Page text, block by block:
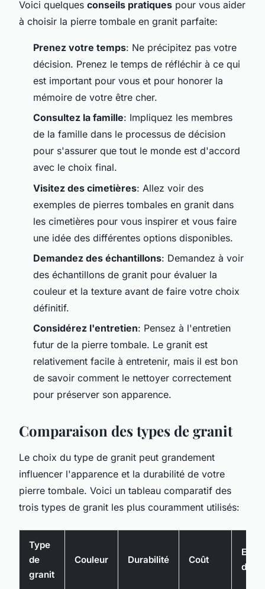
Voici quelques conseils pratiques pour vous aider
à choisir la pierre tombale en granit parfaite:
Prenez votre temps: Ne précipitez pas votre
décision. Prenez le temps de réfléchir à ce qui
est important pour vous et pour honorer la
mémoire de votre être cher.
Consultez la famille: Impliquez les membres
de la famille dans le processus de décision
pour s'assurer que tout le monde est d'accord
avec le choix final.
Visitez des cimetières: Allez voir des
exemples de pierres tombales en granit dans
les cimetières pour vous inspirer et vous faire
une idée des différentes options disponibles.
Demandez des échantillons: Demandez à voir
des échantillons de granit pour évaluer la
couleur et la texture avant de faire votre choix
définitif.
Considérez l'entretien: Pensez à l'entretien
futur de la pierre tombale. Le granit est
relativement facile à entretenir, mais il est bon
de savoir comment le nettoyer correctement
pour préserver son apparence.
Comparaison des types de granit
Le choix du type de granit peut grandement
influencer l'apparence et la durabilité de votre
pierre tombale. Voici un tableau comparatif des
trois types de granit les plus couramment utilisés:
Type
de
granit
Couleur Durabilité Coût